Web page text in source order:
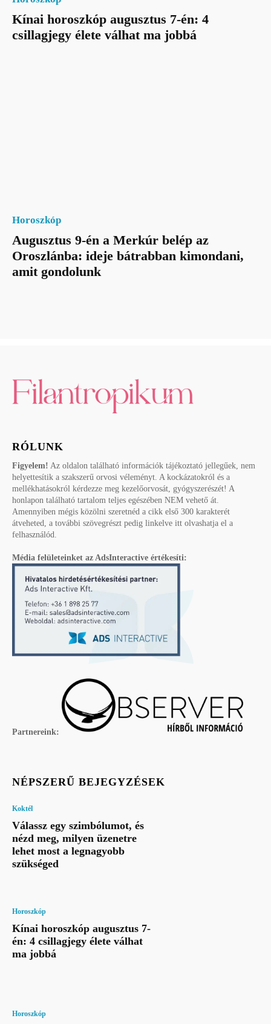
Kínai horoszkóp augusztus 7-én: 4
csillagjegy élete válhat ma jobbá
Horoszkóp
Augusztus 9-én a Merkúr belép az
Oroszlánba: ideje bátrabban kimondani,
amit gondolunk
RÓLUNK
Figyelem! Az oldalon található információk tájékoztató jellegűek, nem
helyettesítik a szakszerű orvosi véleményt. A kockázatokról és a
mellékhatásokról kérdezze meg kezelőorvosát, gyógyszerészét! A
honlapon található tartalom teljes egészében NEM vehető át.
Amennyiben mégis közölni szeretnéd a cikk első 300 karakterét
átveheted, a további szövegrészt pedig linkelve itt olvashatja el a
felhasználód.
Média felületeinket az AdsInteractive értékesíti:
Partnereink:
NÉPSZERŰ BEJEGYZÉSEK
Koktél
Válassz egy szimbólumot, és
nézd meg, milyen üzenetre
lehet most a legnagyobb
szükséged
Horoszkóp
Kínai horoszkóp augusztus 7-
én: 4 csillagjegy élete válhat
ma jobbá
Horoszkóp